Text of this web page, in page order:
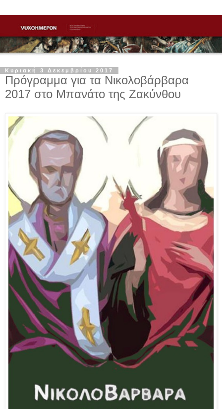
Κυριακή 3 Δεκεμβρίου 2017
Πρόγραμμα για τα Νικολοβάρβαρα
2017 στο Μπανάτο της Ζακύνθου